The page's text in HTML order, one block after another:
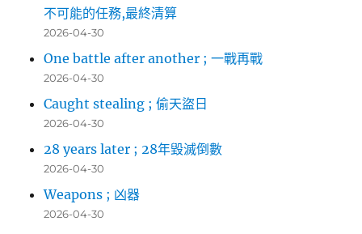
不可能的任務,最終清算
2026-04-30
One battle after another ; 一戰再戰
2026-04-30
Caught stealing ; 偷天盜日
2026-04-30
28 years later ; 28年毀滅倒數
2026-04-30
Weapons ; 凶器
2026-04-30